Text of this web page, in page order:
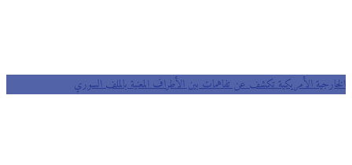
الخارجية الأمريكية تكشف عن تفاهمات بين الأطراف المعنية بالملف السوري